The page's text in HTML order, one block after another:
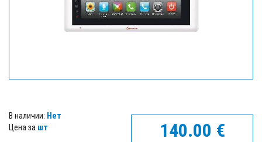
В наличии: Нет
Цена за шт 140.00 €